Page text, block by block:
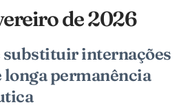
de 2026
substituir internações
permanência